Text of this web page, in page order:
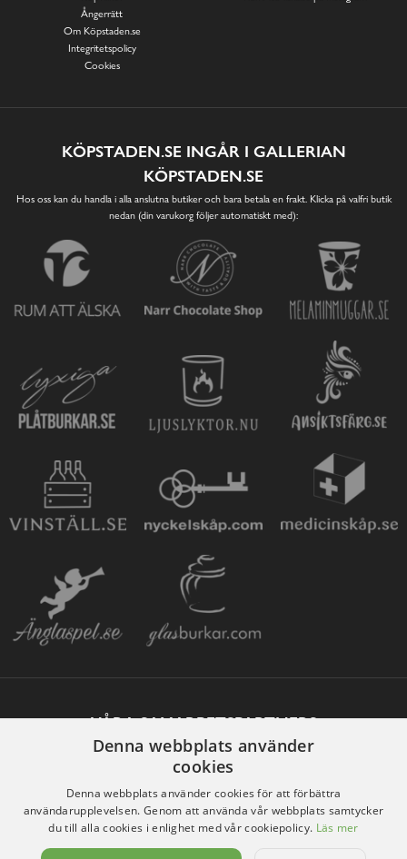
Ångerrätt
Om Köpstaden.se
Integritetspolicy
Cookies
KÖPSTADEN.SE INGÅR I GALLERIAN
KÖPSTADEN.SE
Hos oss kan du handla i alla anslutna butiker och bara betala en frakt. Klicka på valfri butik
nedan (din varukorg följer automatiskt med):
VÅRA SAMARBETSPARTNERS
Denna webbplats använder
cookies
Denna webbplats använder cookies för att förbättra
användarupplevelsen. Genom att använda vår webbplats samtycker
du till alla cookies i enlighet med vår cookiepolicy. Läs mer